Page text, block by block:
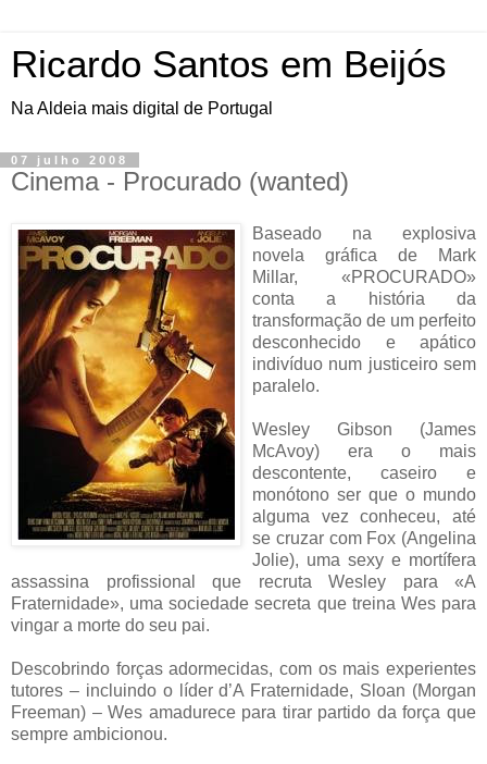
Ricardo Santos em Beijós
Na Aldeia mais digital de Portugal
07 julho 2008
Cinema - Procurado (wanted)
Baseado na explosiva
novela gráfica de Mark
Millar, «PROCURADO»
conta a história da
transformação de um perfeito
desconhecido e apático
indivíduo num justiceiro sem
paralelo.
Wesley Gibson (James
McAvoy) era o mais
descontente, caseiro e
monótono ser que o mundo
alguma vez conheceu, até
se cruzar com Fox (Angelina
Jolie), uma sexy e mortífera
assassina profissional que recruta Wesley para «A
Fraternidade», uma sociedade secreta que treina Wes para
vingar a morte do seu pai.
Descobrindo forças adormecidas, com os mais experientes
tutores – incluindo o líder d’A Fraternidade, Sloan (Morgan
Freeman) – Wes amadurece para tirar partido da força que
sempre ambicionou.